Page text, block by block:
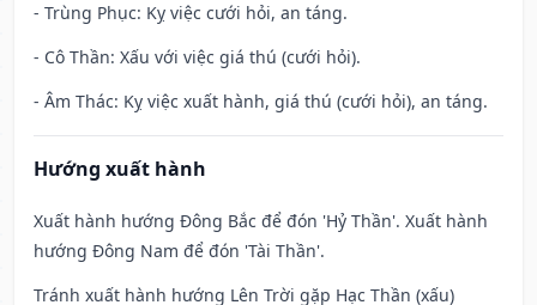
- Trùng Phục: Kỵ việc cưới hỏi, an táng.
- Cô Thần: Xấu với việc giá thú (cưới hỏi).
- Âm Thác: Kỵ việc xuất hành, giá thú (cưới hỏi), an táng.
Hướng xuất hành
Xuất hành hướng Đông Bắc để đón 'Hỷ Thần'. Xuất hành
hướng Đông Nam để đón 'Tài Thần'.
Tránh xuất hành hướng Lên Trời gặp Hạc Thần (xấu)